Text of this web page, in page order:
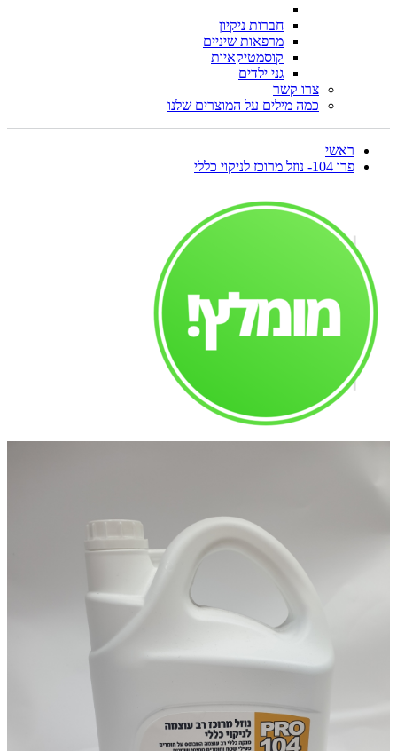
חברות ניקיון
מרפאות שיניים
קוסמטיקאיות
גני ילדים
צרו קשר
כמה מילים על המוצרים שלנו
ראשי
פרו 104- נוזל מרוכז לניקוי כללי